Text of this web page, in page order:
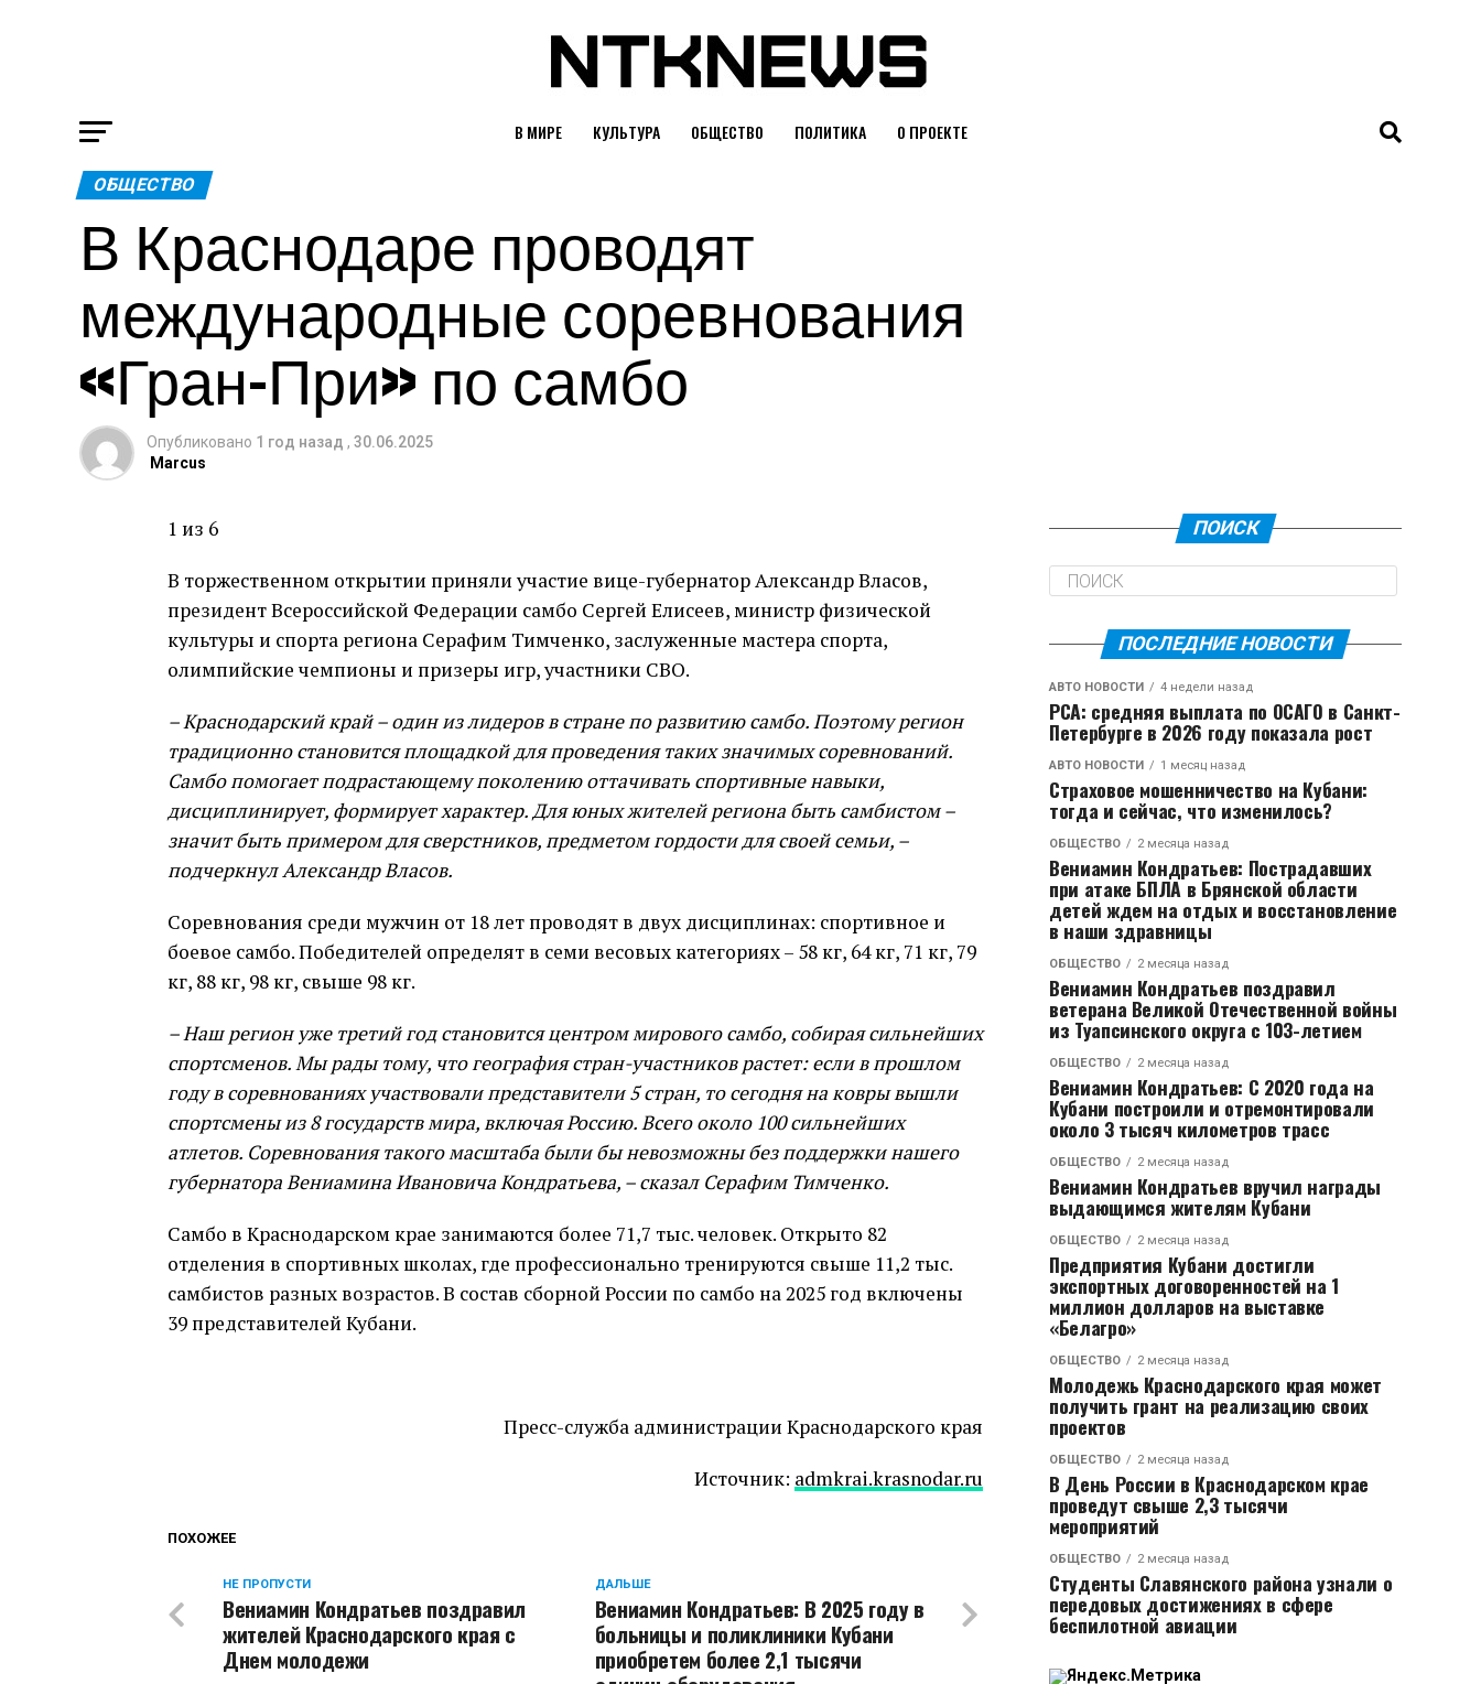
В МИРЕ КУЛЬТУРА ОБЩЕСТВО ПОЛИТИКА О ПРОЕКТЕ
ОБЩЕСТВО
В Краснодаре проводят
международные соревнования
«Гран-При» по самбо
Опубликовано 1 год назад , 30.06.2025
Marcus
1 из 6
В торжественном открытии приняли участие вице-губернатор Александр Власов,
президент Всероссийской Федерации самбо Сергей Елисеев, министр физической
культуры и спорта региона Серафим Тимченко, заслуженные мастера спорта,
олимпийские чемпионы и призеры игр, участники СВО.
– Краснодарский край – один из лидеров в стране по развитию самбо. Поэтому регион
традиционно становится площадкой для проведения таких значимых соревнований.
Самбо помогает подрастающему поколению оттачивать спортивные навыки,
дисциплинирует, формирует характер. Для юных жителей региона быть самбистом –
значит быть примером для сверстников, предметом гордости для своей семьи, –
подчеркнул Александр Власов.
Соревнования среди мужчин от 18 лет проводят в двух дисциплинах: спортивное и
боевое самбо. Победителей определят в семи весовых категориях – 58 кг, 64 кг, 71 кг, 79
кг, 88 кг, 98 кг, свыше 98 кг.
– Наш регион уже третий год становится центром мирового самбо, собирая сильнейших
спортсменов. Мы рады тому, что география стран-участников растет: если в прошлом
году в соревнованиях участвовали представители 5 стран, то сегодня на ковры вышли
спортсмены из 8 государств мира, включая Россию. Всего около 100 сильнейших
атлетов. Соревнования такого масштаба были бы невозможны без поддержки нашего
губернатора Вениамина Ивановича Кондратьева, – сказал Серафим Тимченко.
Самбо в Краснодарском крае занимаются более 71,7 тыс. человек. Открыто 82
отделения в спортивных школах, где профессионально тренируются свыше 11,2 тыс.
самбистов разных возрастов. В состав сборной России по самбо на 2025 год включены
39 представителей Кубани.
Пресс-служба администрации Краснодарского края
Источник: admkrai.krasnodar.ru
ПОХОЖЕЕ
ДАЛЬШЕ
Вениамин Кондратьев: В 2025 году в
больницы и поликлиники Кубани
приобретем более 2,1 тысячи
НЕ ПРОПУСТИ
Вениамин Кондратьев поздравил
жителей Краснодарского края с
Днем молодежи
ПОИСК
ПОСЛЕДНИЕ НОВОСТИ
АВТО НОВОСТИ 4 недели назад
РСА: средняя выплата по ОСАГО в Санкт-
Петербурге в 2026 году показала рост
АВТО НОВОСТИ 1 месяц назад
Страховое мошенничество на Кубани:
тогда и сейчас, что изменилось?
ОБЩЕСТВО 2 месяца назад
Вениамин Кондратьев: Пострадавших
при атаке БПЛА в Брянской области
детей ждем на отдых и восстановление
в наши здравницы
ОБЩЕСТВО 2 месяца назад
Вениамин Кондратьев поздравил
ветерана Великой Отечественной войны
из Туапсинского округа с 103-летием
ОБЩЕСТВО 2 месяца назад
Вениамин Кондратьев: С 2020 года на
Кубани построили и отремонтировали
около 3 тысяч километров трасс
ОБЩЕСТВО 2 месяца назад
Вениамин Кондратьев вручил награды
выдающимся жителям Кубани
ОБЩЕСТВО 2 месяца назад
Предприятия Кубани достигли
экспортных договоренностей на 1
миллион долларов на выставке
«Белагро»
ОБЩЕСТВО 2 месяца назад
Молодежь Краснодарского края может
получить грант на реализацию своих
проектов
ОБЩЕСТВО 2 месяца назад
В День России в Краснодарском крае
проведут свыше 2,3 тысячи
мероприятий
ОБЩЕСТВО 2 месяца назад
Студенты Славянского района узнали о
передовых достижениях в сфере
беспилотной авиации